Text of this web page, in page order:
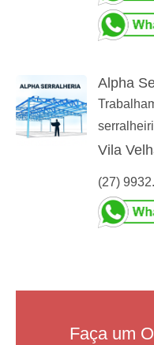
Alpha
Vila
(27)
Faça um